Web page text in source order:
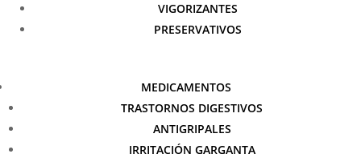
VIGORIZANTES
PRESERVATIVOS
MEDICAMENTOS
TRASTORNOS DIGESTIVOS
ANTIGRIPALES
IRRITACIÓN GARGANTA